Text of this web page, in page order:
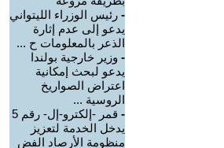
- رئيس الوزراء الليتواني
يدعو إلى عدم إثارة
الذعر بالمعلومات ح ...
- وزير خارجية بولندا
يدعو لبحث إمكانية
اعتراض الصواريخ
الروسية ...
-
قمر -إلكترو-إل- رقم 5
يدخل الخدمة لتعزيز
منظومة الأرصاد الفض